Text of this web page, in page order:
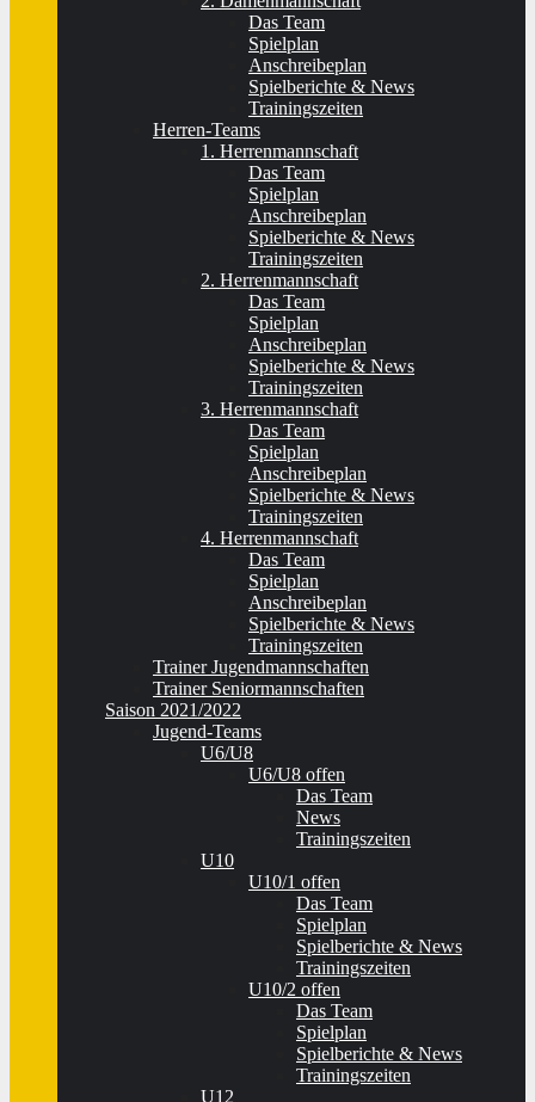
Das Team
Spielplan
Anschreibeplan
Spielberichte & News
Trainingszeiten
Herren-Teams
1. Herrenmannschaft
Das Team
Spielplan
Anschreibeplan
Spielberichte & News
Trainingszeiten
2. Herrenmannschaft
Das Team
Spielplan
Anschreibeplan
Spielberichte & News
Trainingszeiten
3. Herrenmannschaft
Das Team
Spielplan
Anschreibeplan
Spielberichte & News
Trainingszeiten
4. Herrenmannschaft
Das Team
Spielplan
Anschreibeplan
Spielberichte & News
Trainingszeiten
Trainer Jugendmannschaften
Trainer Seniormannschaften
Saison 2021/2022
Jugend-Teams
U6/U8
U6/U8 offen
Das Team
News
Trainingszeiten
U10
U10/1 offen
Das Team
Spielplan
Spielberichte & News
Trainingszeiten
U10/2 offen
Das Team
Spielplan
Spielberichte & News
Trainingszeiten
U12